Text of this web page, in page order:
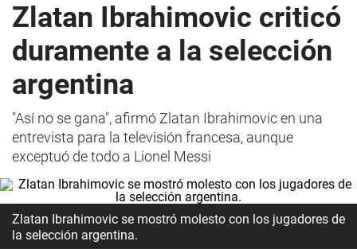
Zlatan Ibrahimovic criticó
duramente a la selección
argentina
"Así no se gana", afirmó Zlatan Ibrahimovic en una
entrevista para la televisión francesa, aunque
exceptuó de todo a Lionel Messi
Zlatan Ibrahimovic se mostró molesto con los jugadores de
la selección argentina.